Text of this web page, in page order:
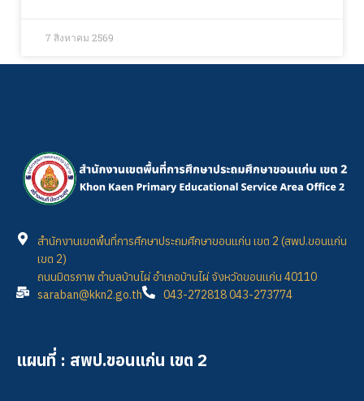
7 สิงหาคม 2569
สำนักงานเขตพื้นที่การศึกษาประถมศึกษาขอนแก่น เขต 2 (สพป.ขอนแก่น
เขต 2)
ถนนมิตรภาพ ตำบลบ้านไผ่ อำเภอบ้านไผ่ จังหวัดขอนแก่น 40110
saraban@kkn2.go.th
043-272818 043-273774
แผนที่ : สพป.ขอนแก่น เขต 2